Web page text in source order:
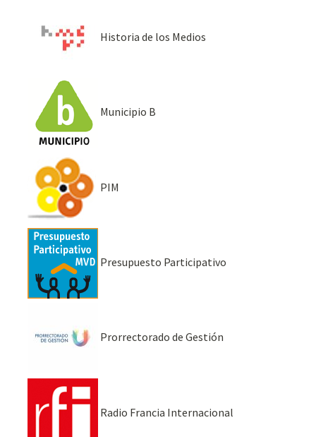
Historia de los Medios
Municipio B
PIM
Presupuesto Participativo
Prorrectorado de Gestión
Radio Francia Internacional